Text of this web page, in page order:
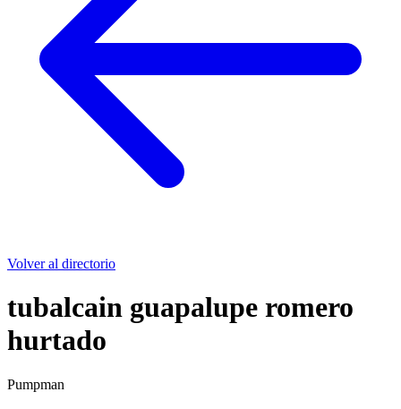
Volver al directorio
tubalcain guapalupe romero
hurtado
Pumpman